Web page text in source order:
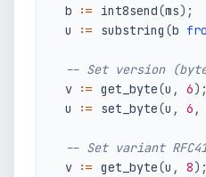
  b :
= int8send(ms) ;
  u :
= substring (b
-- Set version
  v :
= get_byte(u , 6) ;
  u :
= set_byte(u , 6 ,
-- Set variant
  v :
= get_byte(u , 8) ;